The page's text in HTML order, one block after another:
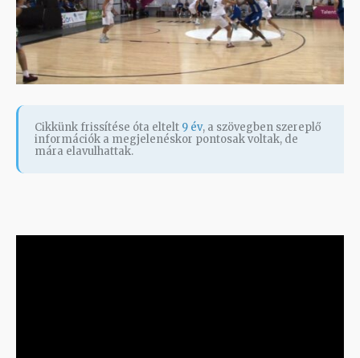
Cikkünk frissítése óta eltelt 9 év, a szövegben szereplő
információk a megjelenéskor pontosak voltak, de
mára elavulhattak.